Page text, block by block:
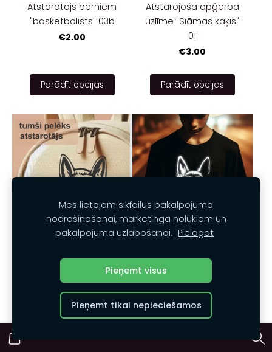
Atstarotājs bērniem
"basketbolists" 03b
€2.00
Parādīt opcijas
Atstarojoša apģērba
uzlīme "Siāmas kaķis"
01
€3.00
Parādīt opcijas
atstarotājs bērniem
"vācu aitu suns" 02
€2.00
"Vācu aitu suns" 02b
€3.00
Mēs lietojam sīkfailus pakalpojuma
nodrošināšanai, mārketinga nolūkiem un
pakalpojuma uzlabošanai. Pielāgot
Pieņemt visus
Pieņemt tikai nepieciešamos